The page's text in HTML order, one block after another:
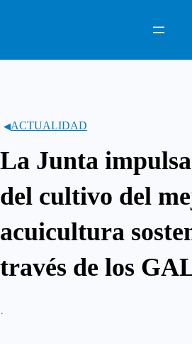
ACTUALIDAD
La Junta
del cultivo del
acuicultura
través de los
·